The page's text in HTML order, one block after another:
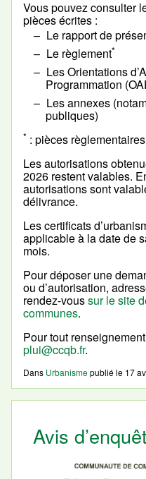
Vous pouvez consulter
pièces écrites :
Le rapport de
Le règlement*
Les Orientations
Programmation
Les annexes
publiques)
* : pièces
Les autorisations
2026 restent valables.
autorisations sont
délivrance.
Les certificats
applicable à la date de
mois.
Pour déposer une
ou d’autorisation,
rendez-voussur le site
communes.
Pour tout
plui@ccqb.fr.
Dans Urbanismepublié le 17
Avis